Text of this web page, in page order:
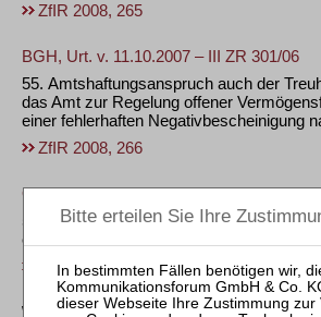
ZfIR 2008, 265
BGH, Urt. v. 11.10.2007 – III ZR 301/06
55. Amtshaftungsanspruch auch der
das Amt zur Regelung offener
einer fehlerhaften Negativbescheinigung
ZfIR 2008, 266
OLG Hamm, Beschl. v. 15.01.2008 – 15
56. Kein Anspruch des WEG-Verwalters
eingeschränkten automatisierten
ZfIR 2008, 266
Wohnungseigentumsrecht